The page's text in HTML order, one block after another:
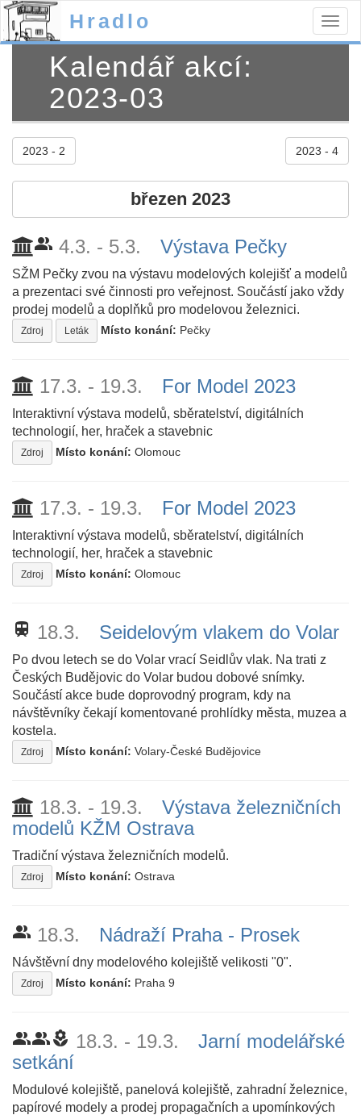
Hradlo
Kalendář akcí:
2023-03
2023 - 2 2023 - 4
březen 2023
people_alt 4.3. - 5.3. Výstava Pečky
SŽM Pečky zvou na výstavu modelových kolejišť a modelů
a prezentaci své činnosti pro veřejnost. Součástí jako vždy
prodej modelů a doplňků pro modelovou železnici.
Zdroj Leták Místo konání: Pečky
17.3. - 19.3. For Model 2023
Interaktivní výstava modelů, sběratelství, digitálních
technologií, her, hraček a stavebnic
Zdroj Místo konání: Olomouc
17.3. - 19.3. For Model 2023
Interaktivní výstava modelů, sběratelství, digitálních
technologií, her, hraček a stavebnic
Zdroj Místo konání: Olomouc
train 18.3. Seidelovým vlakem do Volar
Po dvou letech se do Volar vrací Seidlův vlak. Na trati z
Českých Budějovic do Volar budou dobové snímky.
Součástí akce bude doprovodný program, kdy na
návštěvníky čekají komentované prohlídky města, muzea a
kostela.
Zdroj Místo konání: Volary-České Budějovice
18.3. - 19.3.
Výstava železničních
modelů KŽM Ostrava
Tradiční výstava železničních modelů.
Zdroj Místo konání: Ostrava
people_alt 18.3. Nádraží Praha - Prosek
Návštěvní dny modelového kolejiště velikosti "0".
Zdroj Místo konání: Praha 9
people_altpeople_altlocal_florist 18.3. - 19.3.
Jarní modelářské
setkání
Modulové kolejiště, panelová kolejiště, zahradní železnice,
papírové modely a prodej propagačních a upomínkových